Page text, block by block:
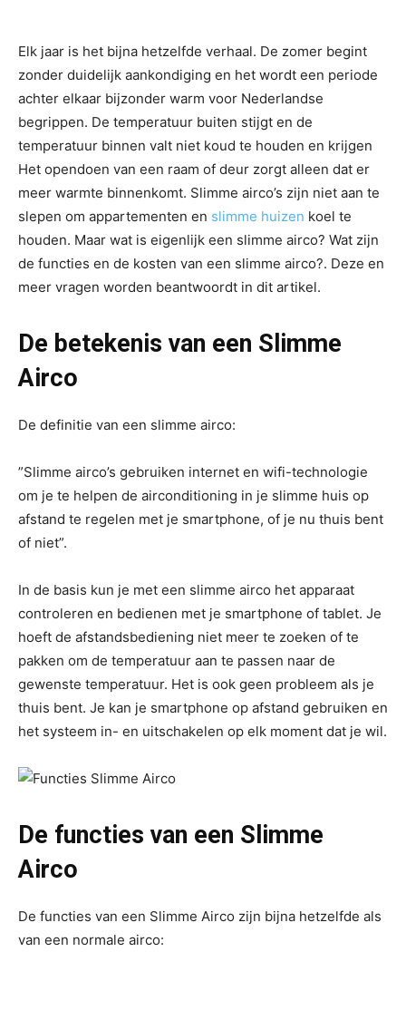
Elk jaar is het bijna hetzelfde verhaal. De zomer begint
zonder duidelijk aankondiging en het wordt een periode
achter elkaar bijzonder warm voor Nederlandse
begrippen. De temperatuur buiten stijgt en de
temperatuur binnen valt niet koud te houden en krijgen
Het opendoen van een raam of deur zorgt alleen dat er
meer warmte binnenkomt. Slimme airco’s zijn niet aan te
slepen om appartementen en slimme huizen koel te
houden. Maar wat is eigenlijk een slimme airco? Wat zijn
de functies en de kosten van een slimme airco?. Deze en
meer vragen worden beantwoordt in dit artikel.
De betekenis van een Slimme
Airco
De definitie van een slimme airco:
”Slimme airco’s gebruiken internet en wifi-technologie
om je te helpen de airconditioning in je slimme huis op
afstand te regelen met je smartphone, of je nu thuis bent
of niet”.
In de basis kun je met een slimme airco het apparaat
controleren en bedienen met je smartphone of tablet. Je
hoeft de afstandsbediening niet meer te zoeken of te
pakken om de temperatuur aan te passen naar de
gewenste temperatuur. Het is ook geen probleem als je
thuis bent. Je kan je smartphone op afstand gebruiken en
het systeem in- en uitschakelen op elk moment dat je wil.
De functies van een Slimme
Airco
De functies van een Slimme Airco zijn bijna hetzelfde als
van een normale airco: